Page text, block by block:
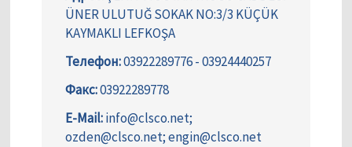
ÜNER ULUTUĞ SOKAK NO:3/3 KÜÇÜK
KAYMAKLI LEFKOŞA
Телефон:03922289776 - 03924440257
Факс:03922289778
E-Mail:info@clsco.net;
ozden@clsco.net; engin@clsco.net